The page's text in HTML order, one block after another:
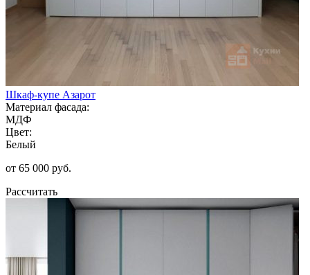
Шкаф-купе Азарот
Материал фасада:
МДФ
Цвет:
Белый
от 65 000 руб.
Рассчитать